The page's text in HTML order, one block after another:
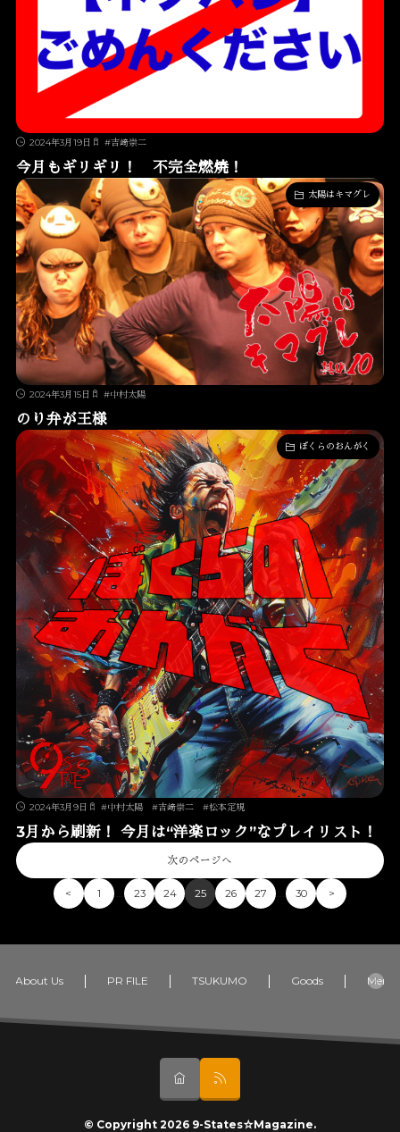
2024年3月19日 #吉﨑崇二
今月もギリギリ！ 不完全燃焼！
太陽はキマグレ
2024年3月15日 #中村太陽
のり弁が王様
ぼくらのおんがく
2024年3月9日 #中村太陽 #吉﨑崇二 #松本定規
3月から刷新！ 今月は“洋楽ロック”なプレイリスト！
次のページへ
< 1 23 24 25 26 27 30 >
About Us PR FILE TSUKUMO Goods
© Copyright 2026 9-States☆Magazine.